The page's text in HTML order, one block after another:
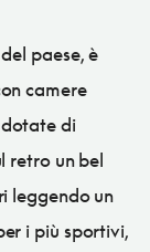
paese, è
camere
di
retro un bel
leggendo un
i più sportivi,